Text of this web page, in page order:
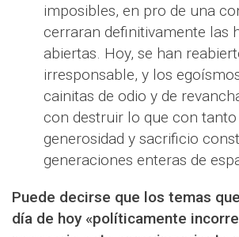
imposibles, en pro de una
cerraran definitivamente las
abiertas. Hoy, se han
irresponsable, y los
cainitas de odio y de
con destruir lo que con
generosidad y sacrificio
generaciones enteras de
Puede decirse que los temas
día de hoy «políticamente